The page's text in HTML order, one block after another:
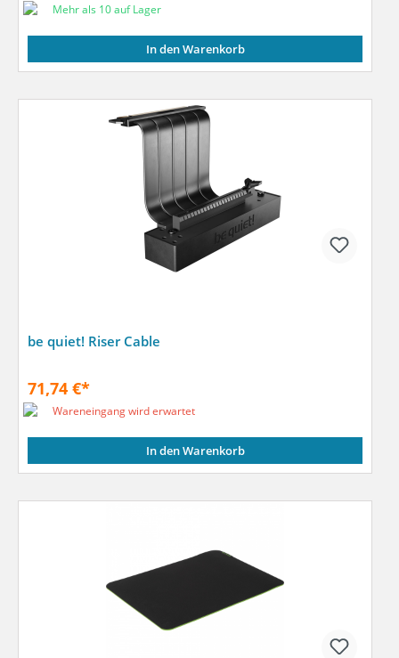
Mehr als 10 auf Lager
In den Warenkorb
be quiet! Riser Cable
71,74 €*
Wareneingang wird erwartet
In den Warenkorb